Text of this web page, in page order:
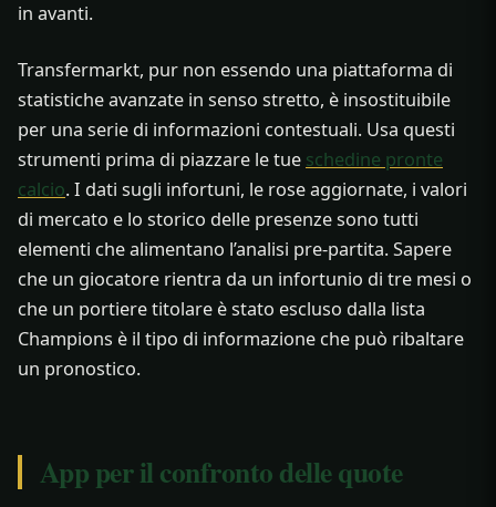
in avanti.
Transfermarkt, pur non essendo una piattaforma di
statistiche avanzate in senso stretto, è insostituibile
per una serie di informazioni contestuali. Usa questi
strumenti prima di piazzare le tue schedine pronte
calcio. I dati sugli infortuni, le rose aggiornate, i valori
di mercato e lo storico delle presenze sono tutti
elementi che alimentano l’analisi pre-partita. Sapere
che un giocatore rientra da un infortunio di tre mesi o
che un portiere titolare è stato escluso dalla lista
Champions è il tipo di informazione che può ribaltare
un pronostico.
App per il confronto delle quote